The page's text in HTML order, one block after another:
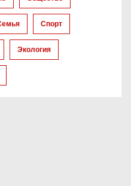
Спорт
Экология